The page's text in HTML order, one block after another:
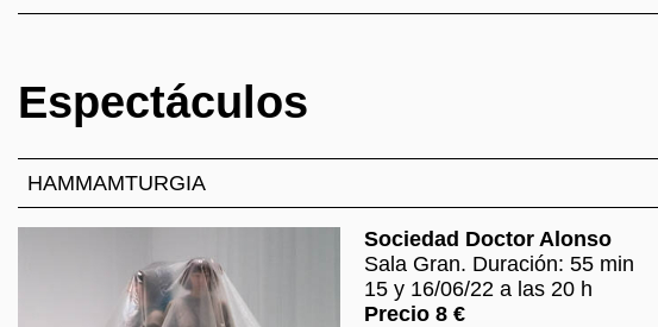
Espectáculos
HAMMAMTURGIA
Sociedad Doctor Alonso
Sala Gran. Duración: 55 min
15 y 16/06/22 a las 20 h
Precio 8 €